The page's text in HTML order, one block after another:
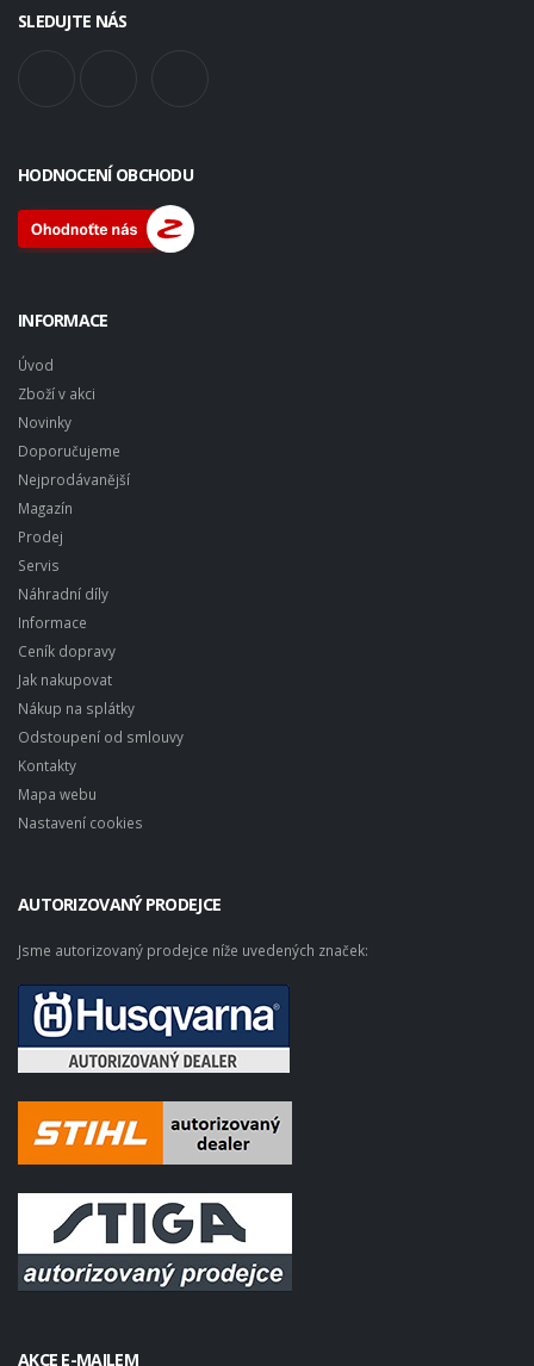
SLEDUJTE NÁS
HODNOCENÍ OBCHODU
INFORMACE
Úvod
Zboží v akci
Novinky
Doporučujeme
Nejprodávanější
Magazín
Prodej
Servis
Náhradní díly
Informace
Ceník dopravy
Jak nakupovat
Nákup na splátky
Odstoupení od smlouvy
Kontakty
Mapa webu
Nastavení cookies
AUTORIZOVANÝ PRODEJCE
Jsme autorizovaný prodejce níže uvedených značek:
AKCE E-MAILEM